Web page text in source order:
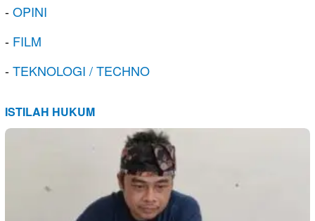
-OPINI
- FILM
-TEKNOLOGI / TECHNO
ISTILAH HUKUM